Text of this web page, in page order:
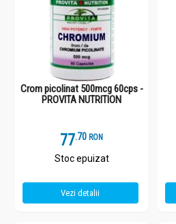
Crom picolinat 500mcg 60cps -
PROVITA NUTRITION
77.7 RON
Stoc epuizat
Vezi detalii